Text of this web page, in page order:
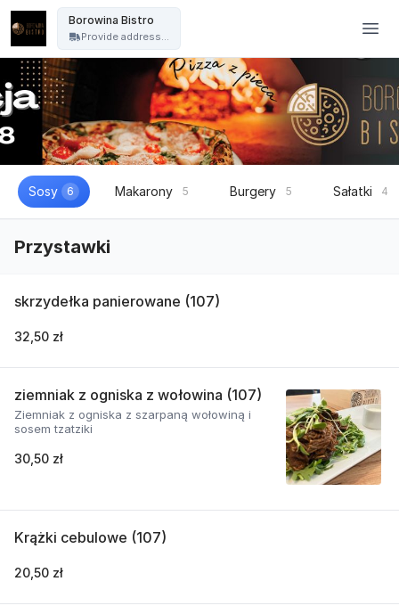
Borowina Bistro
Provide address...
Sosy 6 Makarony 5 Burgery 5 Sałatki 4
Przystawki
skrzydełka panierowane (107)
32,50 zł
ziemniak z ogniska z wołowina (107)
Ziemniak z ogniska z szarpaną wołowiną i
sosem tzatziki
30,50 zł
Krążki cebulowe (107)
20,50 zł